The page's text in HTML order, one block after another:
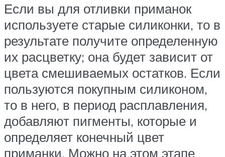
Если вы для отливки приманок
используете старые силиконки, то в
результате получите определенную
их расцветку; она будет зависит от
цвета смешиваемых остатков. Если
пользуются покупным силиконом,
то в него, в период расплавления,
добавляют пигменты, которые и
определяет конечный цвет
приманки. Можно на этом этапе